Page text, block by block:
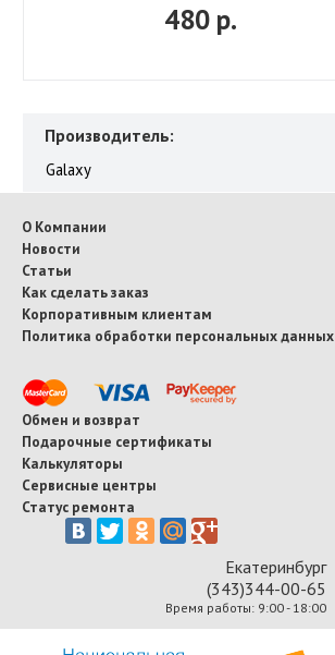
480 р.
Производитель:
Galaxy
О Компании
Новости
Статьи
Как сделать заказ
Корпоративным клиентам
Политика обработки персональных данных
Обмен и возврат
Подарочные сертификаты
Калькуляторы
Сервисные центры
Статус ремонта
Екатеринбург
(343)344-00-65
Время работы: 9:00 - 18:00